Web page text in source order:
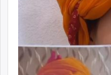
mglradio.com
fact.mn
itoim.mn